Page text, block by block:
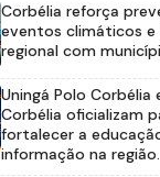
Corbélia reforça
eventos climáticos e
regional com
Uningá Polo Corbélia
Corbélia oficializam
fortalecer a
informação na região.